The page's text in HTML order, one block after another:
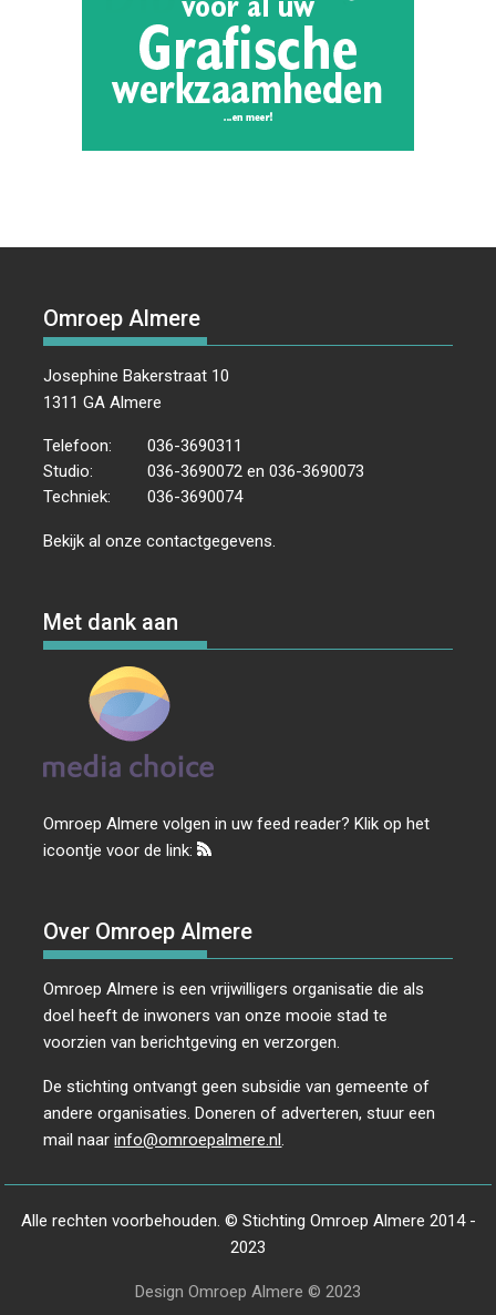
Omroep Almere
Josephine Bakerstraat 10
1311 GA Almere
Telefoon:
036-3690311
Studio:
036-3690072 en 036-3690073
Techniek:
036-3690074
Bekijk al onzecontactgegevens
Met dank aan
Omroep Almere volgen in uw feed reader? Klik op het
icoontje voor de link:
Over Omroep Almere
Omroep Almere is een vrijwilligers organisatie die als
doel heeft de inwoners van onze mooie stad te
voorzien van berichtgeving en verzorgen.
De stichting ontvangt geen subsidie van gemeente of
andere organisaties. Doneren of adverteren, stuur een
mail naarinfo@omroepalmere.nl.
Alle rechten voorbehouden. © Stichting Omroep Almere 2014 -
2023
Design Omroep Almere © 2023